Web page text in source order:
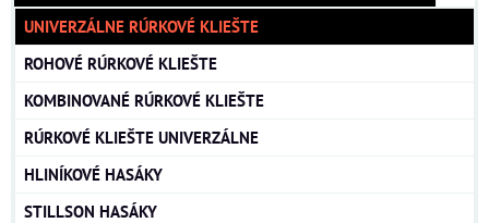
UNIVERZÁLNE RÚRKOVÉ KLIEŠTE
ROHOVÉ RÚRKOVÉ KLIEŠTE
KOMBINOVANÉ RÚRKOVÉ KLIEŠTE
RÚRKOVÉ KLIEŠTE UNIVERZÁLNE
HLINÍKOVÉ HASÁKY
STILLSON HASÁKY